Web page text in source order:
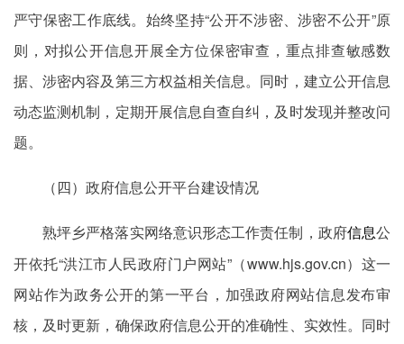
严守保密工作底线。始终坚持“公开不涉密、涉密不公开”原
则，对拟公开信息开展全方位保密审查，重点排查敏感数
据、涉密内容及第三方权益相关信息。同时，建立公开信息
动态监测机制，定期开展信息自查自纠，及时发现并整改问
题。
（四）政府信息公开平台建设情况
熟坪乡严格落实网络意识形态工作责任制，政府信息公
开依托“洪江市人民政府门户网站”（www.hjs.gov.cn）这一
网站作为政务公开的第一平台，加强政府网站信息发布审
核，及时更新，确保政府信息公开的准确性、实效性。同时